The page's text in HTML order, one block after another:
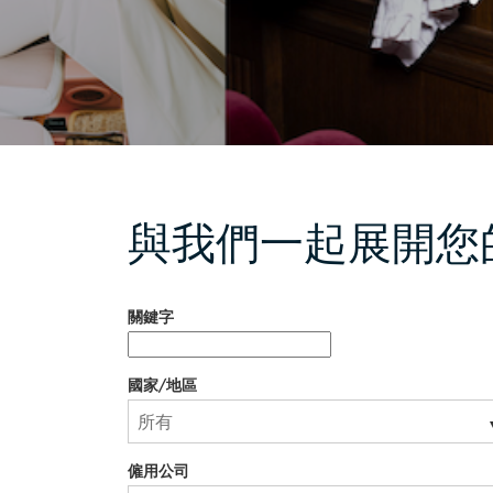
與我們一起展開您
與我們一起展開您的旅程
關鍵字
國家/地區
僱用公司